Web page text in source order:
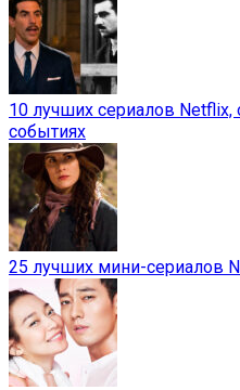
10 лучших сериалов
событиях
25 лучших мини-сериалов